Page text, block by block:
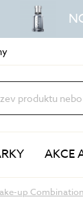
AKCE
up